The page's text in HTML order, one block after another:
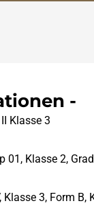
-
Klasse 3
01, Klasse 2,
Klasse 3, Form B,